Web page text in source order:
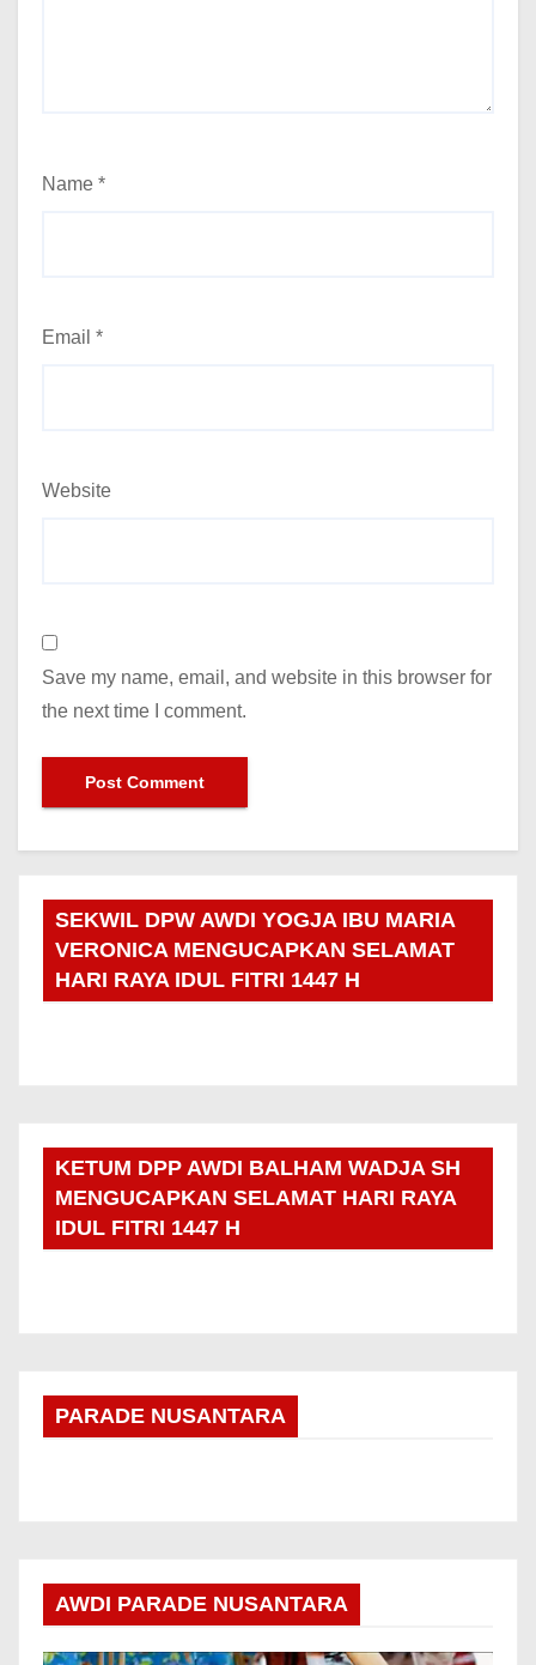
Name *
Email *
Website
Save my name, email, and website in this browser for
the next time I comment.
SEKWIL DPW AWDI YOGJA IBU MARIA
VERONICA MENGUCAPKAN SELAMAT
HARI RAYA IDUL FITRI 1447 H
KETUM DPP AWDI BALHAM WADJA SH
MENGUCAPKAN SELAMAT HARI RAYA
IDUL FITRI 1447 H
PARADE NUSANTARA
AWDI PARADE NUSANTARA